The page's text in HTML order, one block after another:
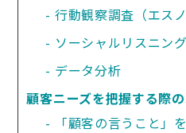
行動観察調査（エス
ソーシャルリスニング
データ分析
顧客ニーズを把握する際
「顧客の言うこと」